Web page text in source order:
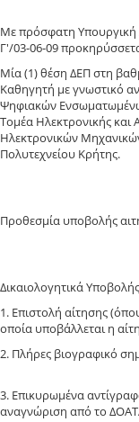
Με πρόσφατη
Γ'/03-06-09
Μία (1) θέση ΔΕΠ στη
Καθηγητή με γνωστικό
Ψηφιακών
Τομέα Ηλεκτρονικής και
Ηλεκτρονικών
Πολυτεχνείου Κρήτης.
Προθεσμία υποβολής
Δικαιολογητικά
1. Επιστολή αίτησης
οποία υποβάλλεται η
2. Πλήρες βιογραφικό
3. Επικυρωμένα
αναγνώριση από το